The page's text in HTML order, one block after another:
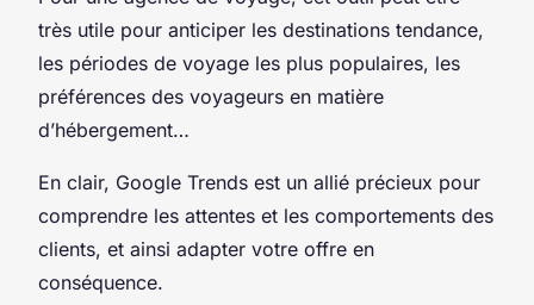
très utile pour anticiper les destinations tendance,
les périodes de voyage les plus populaires, les
préférences des voyageurs en matière
d’hébergement…
En clair, Google Trends est un allié précieux pour
comprendre les attentes et les comportements des
clients, et ainsi adapter votre offre en
conséquence.